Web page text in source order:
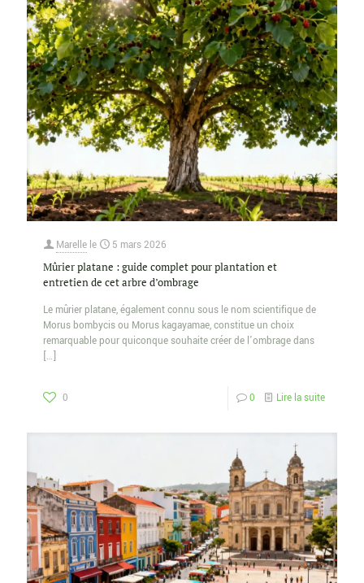
Marelle le 5 mars 2026
Mûrier platane : guide complet pour plantation et
entretien de cet arbre d’ombrage
Le mûrier platane, également connu sous le nom scientifique de
Morus bombycis ou Morus kagayamae, constitue un choix
remarquable pour quiconque souhaite créer de l’ombrage dans
[…]
0 0 Lire la suite